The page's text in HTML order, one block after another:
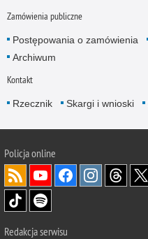
Zamówienia publiczne
Postępowania o zamówienia
Archiwum
Kontakt
Rzecznik Skargi i wnioski
Policjaonline
Redakcja serwisu